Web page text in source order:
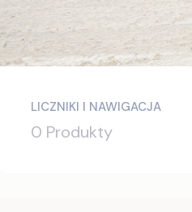
LICZNIKI I NAWIGACJA
0 Produkty